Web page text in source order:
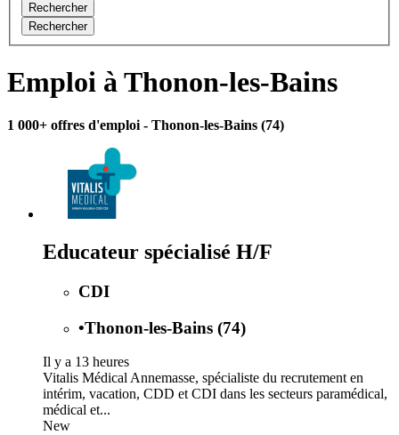
Rechercher
Rechercher
Emploi à Thonon-les-Bains
1 000+ offres d'emploi - Thonon-les-Bains (74)
Educateur spécialisé H/F
CDI
•Thonon-les-Bains (74)
Il y a 13 heures
Vitalis Médical Annemasse, spécialiste du recrutement en
intérim, vacation, CDD et CDI dans les secteurs paramédical,
médical et...
New